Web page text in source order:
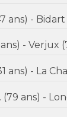
Audrey S. (47 ans) -
Agnès C. (61 ans) -
Audrey D. (31
Catherine C. (79